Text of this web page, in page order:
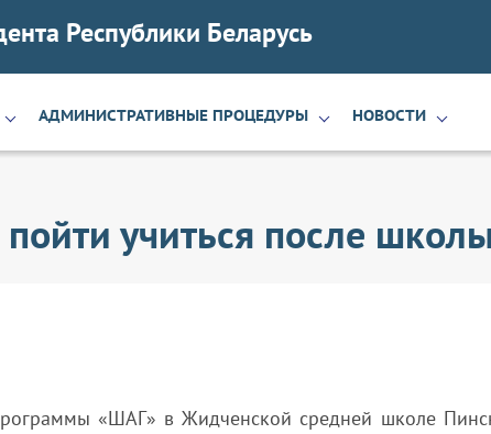
Республики Беларусь
АДМИНИСТРАТИВНЫЕ ПРОЦЕДУРЫ НОВОСТИ
учиться после
«ШАГ» в Жидченской средней школе